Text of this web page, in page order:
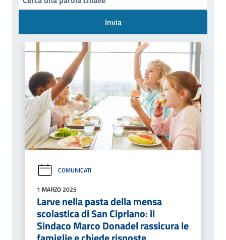
Invia
COMUNICATI
1 MARZO 2025
Larve nella pasta della mensa
scolastica di San Cipriano: il
Sindaco Marco Donadel rassicura le